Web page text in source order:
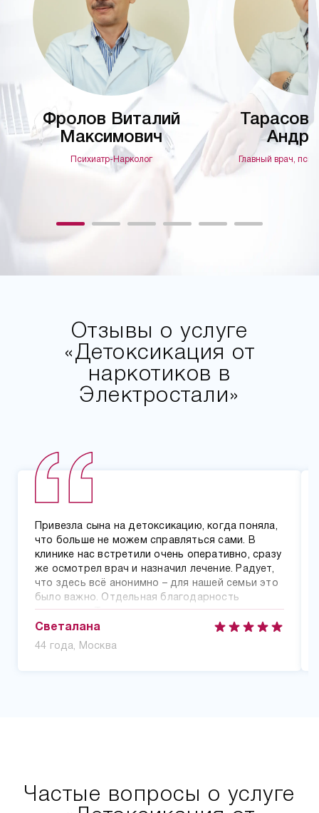
Фролов Виталий
Максимович
Психиатр-Нарколог
Тарасов
Главный врач,
Отзывы о услуге
«Детоксикация от
наркотиков в
Электростали»
Привезла сына на детоксикацию, когда поняла,
что больше не можем справляться сами. В
клинике нас встретили очень оперативно, сразу
же осмотрел врач и назначил лечение. Радует,
что здесь всё анонимно – для нашей семьи это
было важно. Отдельная благодарность
медсестре Татьяне, которая всегда находила
нужные слова поддержки не только для сына,
но и для меня. После детоксикации сын
Светалана
44 года, Москва
Частые вопросы о услуге